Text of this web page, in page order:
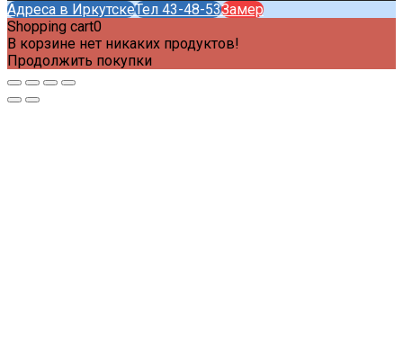
Адреса в ИркутскеТел 43-48-53Замер
Shopping cart0
В корзине нет никаких продуктов!
Продолжить покупки